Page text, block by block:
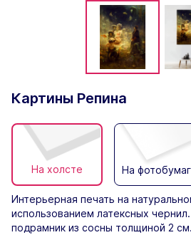
Картины Репина
На холсте На
Интерьерная печать на
использованием латексных
подрамник из сосны толщиной 2